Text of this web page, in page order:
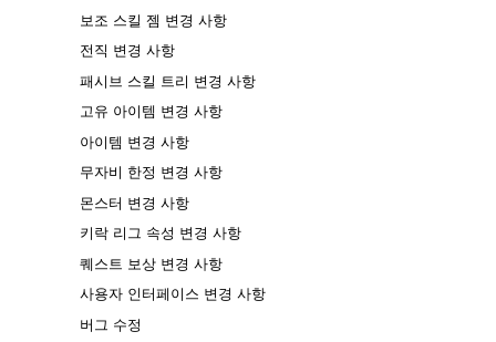
보조 스킬 젬 변경 사항
전직 변경 사항
패시브 스킬 트리 변경 사항
고유 아이템 변경 사항
아이템 변경 사항
무자비 한정 변경 사항
몬스터 변경 사항
키락 리그 속성 변경 사항
퀘스트 보상 변경 사항
사용자 인터페이스 변경 사항
버그 수정